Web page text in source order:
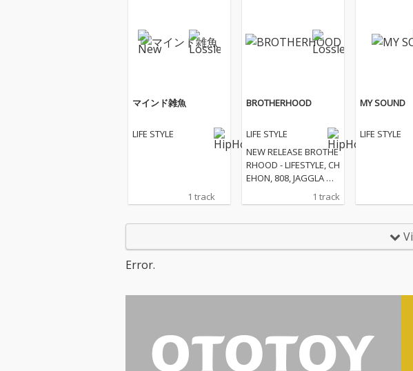
マインド雑魚
LIFE STYLE
1 track
BROTHERHOOD
LIFE STYLE
NEW RELEASE BROTHE
RHOOD - LIFESTYLE, CH
EHON, 808, JAGGLA 去
年のワヤフェスで初披
露され話題になってい
1 track
MY SOUND
LIFE STYLE
Error.